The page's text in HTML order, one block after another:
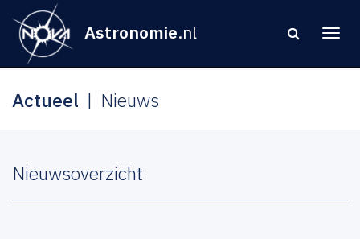
Astronomie.nl
Actueel Nieuws
Nieuwsoverzicht